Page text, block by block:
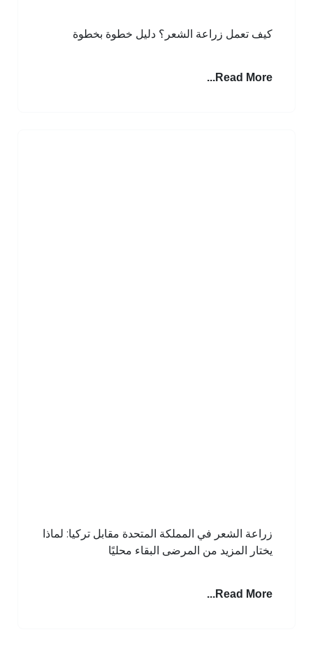
تعمل زراعة الشعر؟ دليل خطوة بخطوة
Read
الشعر في المملكة المتحدة مقابل تركيا: لماذا
المزيد من المرضى البقاء محليًا
Read